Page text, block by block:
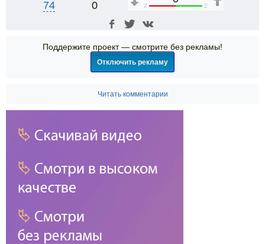
74 0 2 2
Поддержите проект — смотрите без рекламы!
Отключить рекламу
Читать комментарии